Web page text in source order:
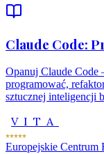
Claude Code:
Opanuj Claude
programować,
sztucznej inteligencji
VITA
Europejskie Centrum